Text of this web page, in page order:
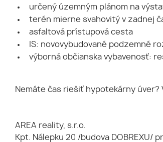
určený územným plánom na
terén mierne svahovitý v zadnej
asfaltová prístupová cesta
IS: novovybudované podzemné
výborná občianska vybavenosť:
Nemáte čas riešiť hypotekárny
AREA reality, s.r.o.
Kpt. Nálepku 20 /budova DOBREXU/